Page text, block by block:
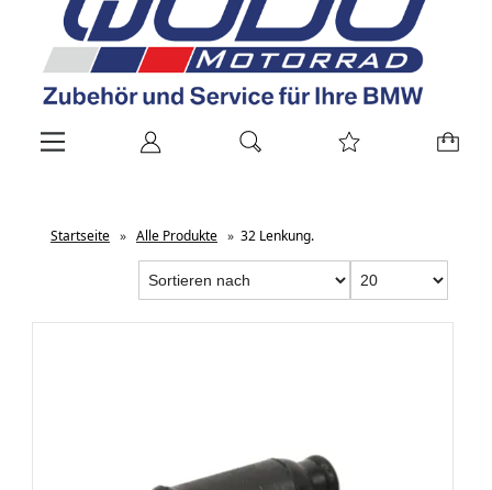
Startseite » Alle Produkte » 32 Lenkung.